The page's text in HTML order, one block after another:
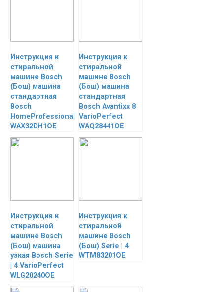
Инструкция к
стиральной
машине Bosch
(Бош) машина
стандартная
Bosch
HomeProfessional
WAX32DH1OE
Инструкция к
стиральной
машине Bosch
(Бош) машина
стандартная
Bosch Avantixx 8
VarioPerfect
WAQ28441OE
Инструкция к
стиральной
машине Bosch
(Бош) машина
узкая Bosch Serie
| 4 VarioPerfect
WLG20240OE
Инструкция к
стиральной
машине Bosch
(Бош) Serie | 4
WTM83201OE